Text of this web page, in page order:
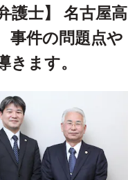
護士】 名古屋高
事件の問題点や
ます。